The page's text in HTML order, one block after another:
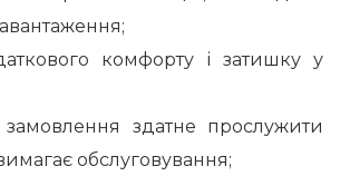
комфорту і затишку у
здатне прослужити
обслуговування;